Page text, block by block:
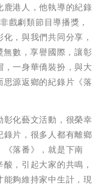
港人，他執導的紀錄
戲劇類節目導播獎，
，與我們共同分享，
無數，享譽國際，讓彰
一身華僑裝扮，與大
源返鄉的紀錄片《落
化藝文活動，很榮幸
片，很多人都有離鄉
落番》，就是下南
，引起大家的共鳴，
夠維持家中生計，現